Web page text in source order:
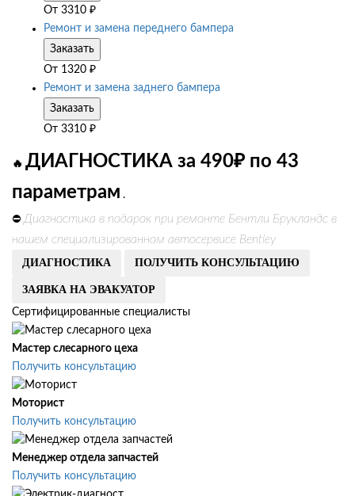
От 3310 ₽
Ремонт и замена переднего бампера
Заказать
От 1320 ₽
Ремонт и замена заднего бампера
Заказать
От 3310 ₽
🔥 ДИАГНОСТИКА за 490₽ по 43
параметрам .
⛔ Диагностика в подарок при ремонте Бентли Брукландс в
нашем специализированном автосервисе Bentley
ДИАГНОСТИКА ПОЛУЧИТЬ КОНСУЛЬТАЦИЮ
ЗАЯВКА НА ЭВАКУАТОР
Сертифицированные специалисты
Мастер слесарного цеха
Получить консультацию
Моторист
Получить консультацию
Менеджер отдела запчастей
Получить консультацию